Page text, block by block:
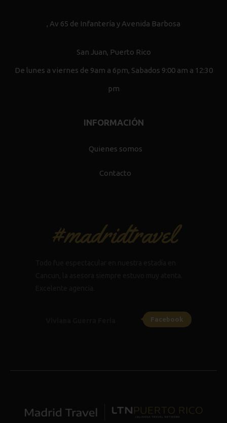
, Av 65 de Infantería y Avenida Barbosa
San Juan, Puerto Rico
De lunes a viernes de 9am a 6pm, Sabados 9:00 am a 12:30
pm
INFORMACIÓN
Quienes somos
Contacto
#madridtravel
Facebook